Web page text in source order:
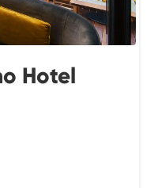
Hotel